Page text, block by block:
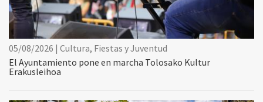
05/08/2026 | Cultura, Fiestas y Juventud
El Ayuntamiento pone en marcha Tolosako Kultur
Erakusleihoa